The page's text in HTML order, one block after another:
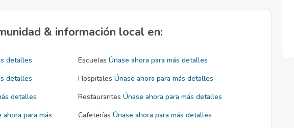
& información local en:
detalles Escuelas Únase ahora para más detalles
detalles Hospitales Únase ahora para más detalles
detalles Restaurantes Únase ahora para más detalles
ahora para más
Cafeterías Únase ahora para más detalles